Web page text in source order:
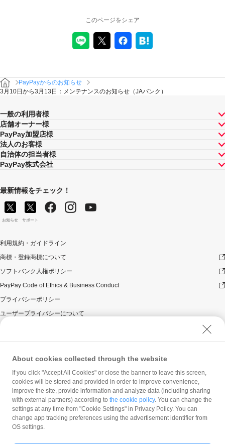
このページをシェア
PayPayからのお知らせ
3月10日から3月13日：メンテナンスのお知らせ（JAバンク）
一般の利用者様
店舗オーナー様
PayPay加盟店様
法人のお客様
自治体の担当者様
PayPay株式会社
最新情報をチェック！
お知らせ サポート
利用規約・ガイドライン
商標・登録商標について
ソフトバンク人権ポリシー
PayPay Code of Ethics & Business Conduct
プライバシーポリシー
ユーザープライバシーについて
ウェブサイト利用規約
反社会的勢力に対する方針
勧誘方針
マネロン等基本方針
カスタマーハラスメントに関する当社の考え方
About cookies collected through the website
If you click "Accept All Cookies" or close the banner to leave this screen,
cookies will be stored and provided in order to improve convenience,
improve the site, provide information and analyze data (including sharing
with external partners) according to the cookie policy. You can change the
settings at any time from "Cookie Settings" in Privacy Policy. You can
change app tracking preferences using the advertisement identifier from
OS settings.